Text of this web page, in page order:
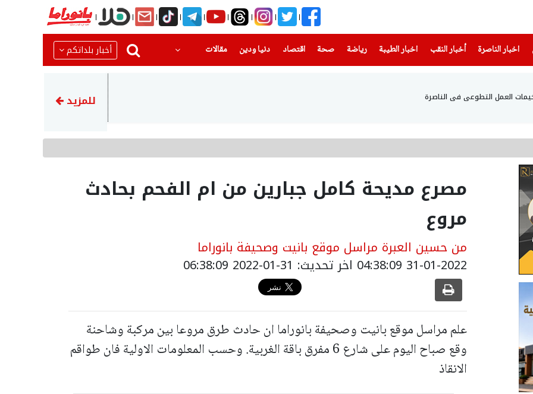
اخبار الناصرة
(current) أخبار النقب اخبار الطيبة(current) رياضة
(current) صحة(current) اقتصاد دنيا ودين
(current) مقالات أخبار بلداتكم
العمل التطوعي في الناصرة تقرير: ترامب يصدر تعليمات
للمزيد
مصرع مديحة كامل جبارين من ام الفحم بحادث
مروع
من حسين العبرة مراسل موقع بانيت وصحيفة بانوراما
31-01-2022 04:38:09 اخر تحديث: 31-01-2022 06:38:09
علم مراسل موقع بانيت وصحيفة بانوراما ان حادث طرق مروعا بين مركبة وشاحنة
وقع صباح اليوم على شارع 6 مفرق باقة الغربية. وحسب المعلومات الاولية فان طواقم
الانقاذ